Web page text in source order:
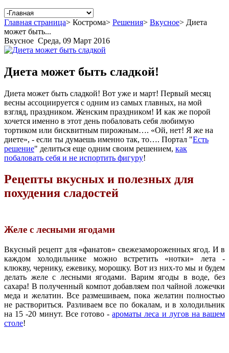
Главная страница> Кострома> Решения> Вкусное> Диета
может быть...
Вкусное Среда, 09 Март 2016
Диета может быть сладкой!
Диета может быть сладкой! Вот уже и март! Первый месяц
весны ассоциируется с одним из самых главных, на мой
взгляд, праздником. Женским праздником! И как же порой
хочется именно в этот день побаловать себя любимую
тортиком или бисквитным пирожным…. «Ой, нет! Я же на
диете», - если ты думаешь именно так, то…. Портал "Есть
решение" делиться еще одним своим решением, как
побаловать себя и не испортить фигуру!
Рецепты вкусных и полезных для
похудения сладостей
Желе с лесными ягодами
Вкусный рецепт для «фанатов» свежезамороженных ягод. И в
каждом холодильнике можно встретить «нотки» лета -
клюкву, чернику, ежевику, морошку. Вот из них-то мы и будем
делать желе с лесными ягодами. Варим ягоды в воде, без
сахара! В полученный компот добавляем пол чайной ложечки
меда и желатин. Все размешиваем, пока желатин полностью
не раствориться. Разливаем все по бокалам, и в холодильник
на 15 -20 минут. Все готово -ароматы леса и лугов на вашем
столе!